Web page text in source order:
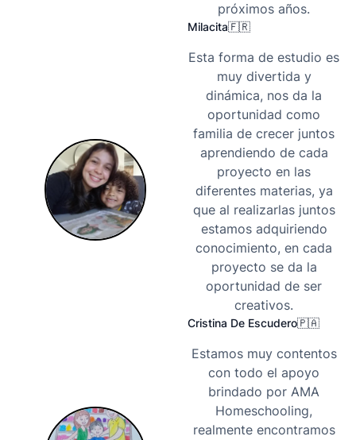
próximos años.
Milacita🇫🇷
Esta forma de estudio es
muy divertida y
dinámica, nos da la
oportunidad como
familia de crecer juntos
aprendiendo de cada
proyecto en las
diferentes materias, ya
que al realizarlas juntos
estamos adquiriendo
conocimiento, en cada
proyecto se da la
oportunidad de ser
creativos.
Cristina De Escudero🇵🇦
Estamos muy contentos
con todo el apoyo
brindado por AMA
Homeschooling,
realmente encontramos